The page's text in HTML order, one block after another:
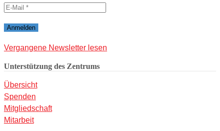
Vergangene Newsletter lesen
Unterstützung des Zentrums
Übersicht
Spenden
Mitgliedschaft
Mitarbeit